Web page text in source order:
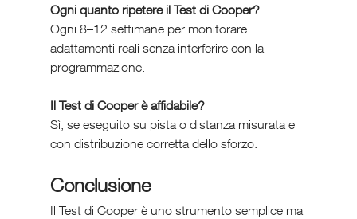
Ogni quanto ripetere il Test di Cooper?
Ogni 8–12 settimane per monitorare
adattamenti reali senza interferire con la
programmazione.
Il Test di Cooper è affidabile?
Sì, se eseguito su pista o distanza misurata e
con distribuzione corretta dello sforzo.
Conclusione
Il Test di Cooper è uno strumento semplice ma